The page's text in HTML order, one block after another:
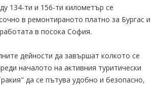
134-ти и 156-ти километър се
в ремонтираното платно за Бургас и
в посока София.
дейности да завършат колкото се
началото на активния туритически
да се пътува удобно и безопасно,